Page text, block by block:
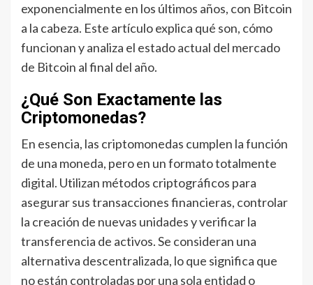
exponencialmente en los últimos años, con Bitcoin
a la cabeza. Este artículo explica qué son, cómo
funcionan y analiza el estado actual del mercado
de Bitcoin al final del año.
¿Qué Son Exactamente las
Criptomonedas?
En esencia, las criptomonedas cumplen la función
de una moneda, pero en un formato totalmente
digital. Utilizan métodos criptográficos para
asegurar sus transacciones financieras, controlar
la creación de nuevas unidades y verificar la
transferencia de activos. Se consideran una
alternativa descentralizada, lo que significa que
no están controladas por una sola entidad o